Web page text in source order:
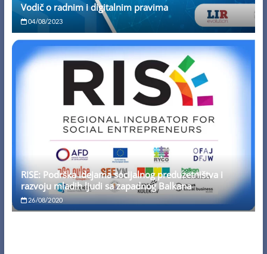
Vodič o radnim i digitalnim pravima
04/08/2023
RISE: Podrška idejama socijalnog preduzetništva i
razvoju mladih ljudi sa zapadnog Balkana
26/08/2020